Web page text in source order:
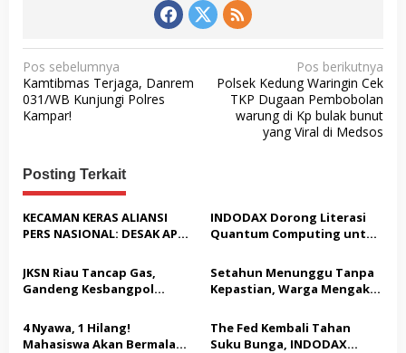
N
a
v
g
a
s
i
p
o
s
Pos sebelumnya
Kamtibmas Terjaga, Danrem
031/WB Kunjungi Polres
Kampar!
Pos berikutnya
Polsek Kedung Waringin Cek
TKP Dugaan Pembobolan
warung di Kp bulak bunut
yang Viral di Medsos
Posting Terkait
KECAMAN KERAS ALIANSI
PERS NASIONAL: DESAK APH
TERHADAP JURNALIS DAN
USUT TUNTAS GURITA
PUNGLI BERJAMAAH SERTA
KEPALA DINAS PENDIDIKAN
INDODAX Dorong Literasi
Quantum Computing untuk
Blockchain
JKSN Riau Tancap Gas,
Gandeng Kesbangpol
Kebangsaan dan Moderasi
Beragama
Setahun Menunggu Tanpa
Kepastian, Warga Mengaku
Tak Terealisasi
4 Nyawa, 1 Hilang!
Mahasiswa Akan Bermalam
The Fed Kembali Tahan
Suku Bunga, INDODAX